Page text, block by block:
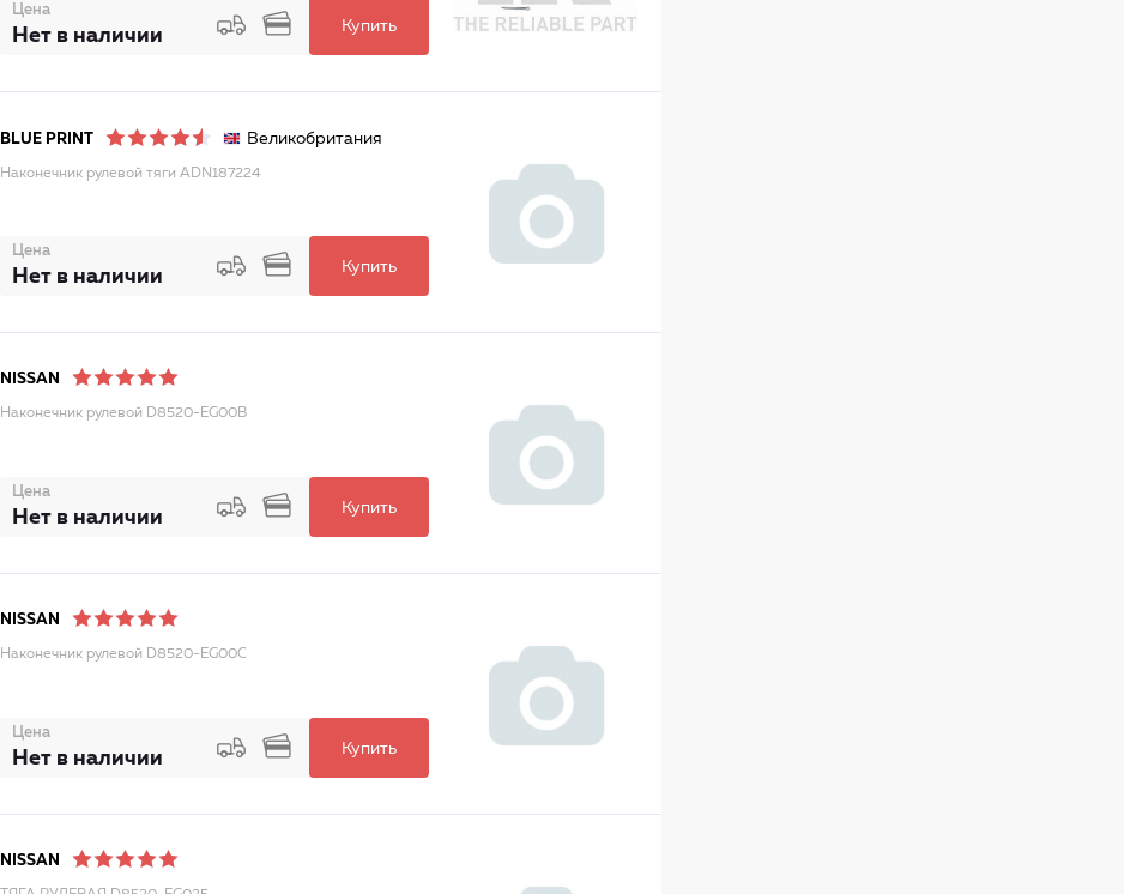
Цена
Нет в наличии Купить
BLUE PRINT Великобритания
Наконечник рулевой тяги ADN187224
Цена
Нет в наличии Купить
NISSAN
Наконечник рулевой D8520-EG00B
Цена
Нет в наличии Купить
NISSAN
Наконечник pулевой D8520-EG00C
Цена
Нет в наличии Купить
NISSAN